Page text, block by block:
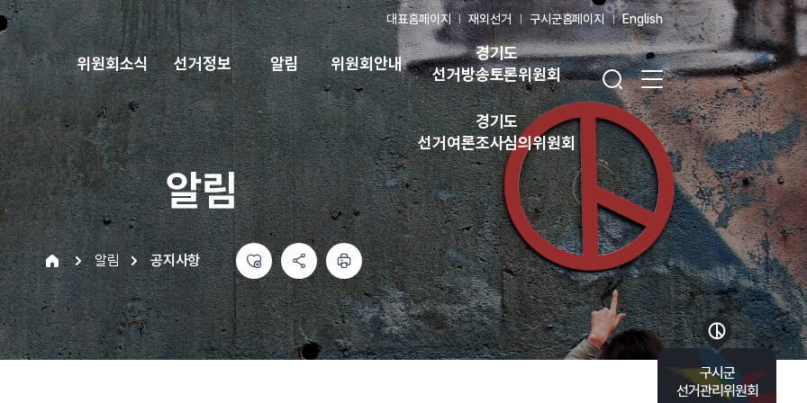
대표홈페이지 재외선거 구시군홈페이지 English
위원회소식 선거정보 알림 위원회안내
경기도
선거방송토론위원회
경기도
선거여론조사심의위원회
알림
알림 공지사항
구시군
선거관리위원회
바로가기 목록 열기